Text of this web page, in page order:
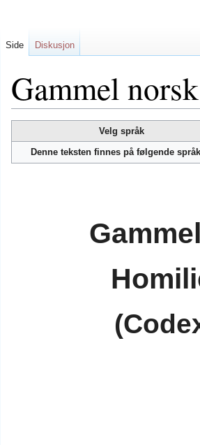
Gammel
til
navigering
til
Velg språk
Denne teksten finnes på følgende
Side Diskusjon